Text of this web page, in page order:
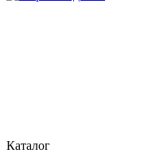
Каталог